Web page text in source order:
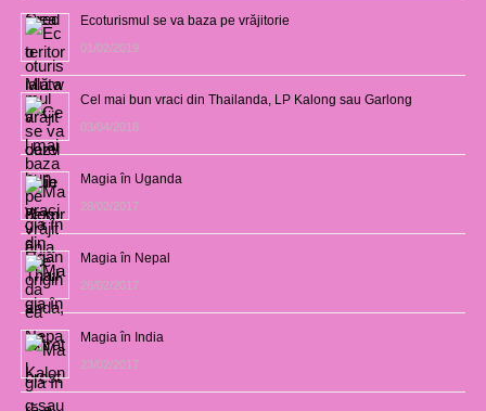
Ecoturismul se va baza pe vrăjitorie
01/02/2019
Cel mai bun vraci din Thailanda, LP Kalong sau Garlong
03/04/2018
Magia în Uganda
28/02/2017
Magia în Nepal
26/02/2017
Magia în India
23/02/2017